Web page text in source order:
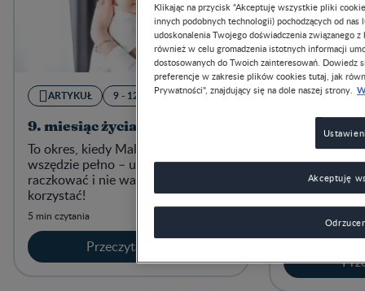
ARTYKUŁ 9 - 12 MIESIĘCY
9. miesiąc życia dziecka
To okres, kiedy Maluszka jest
wszędzie pełno – umie już szybko
raczkować i nie waha się z tego
korzystać!
5 min czytania
Przeczytaj teraz
ARTYKUŁ
Wasze
kawałki na
czas, aby
zjeść swój
3 min czytania
Klikając na przycisk “Akceptuję wszystkie pliki
innych podobnych technologii) pochodzących od
udoskonalenia Twojego doświadczenia związanego
również w celu gromadzenia istotnych informacji
dostosowanych do Twoich zainteresowań.
preferencje w zakresie plików cookies tutaj, jak
Prywatności", znajdujący się na dole naszej strony.
Akceptuję